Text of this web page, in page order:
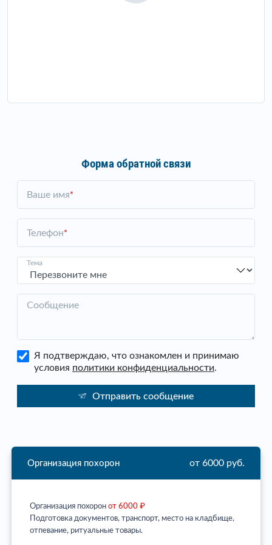
Форма обратной связи
Ваше имя*
Телефон*
Тема
Сообщение
Я подтверждаю, что ознакомлен и принимаю
условия политики конфиденциальности.
Отправить сообщение
Организация похорон от 6000 руб.
Организация похорон от 6000 ₽
Подготовка документов, транспорт, место на кладбище,
отпевание, ритуальные товары.